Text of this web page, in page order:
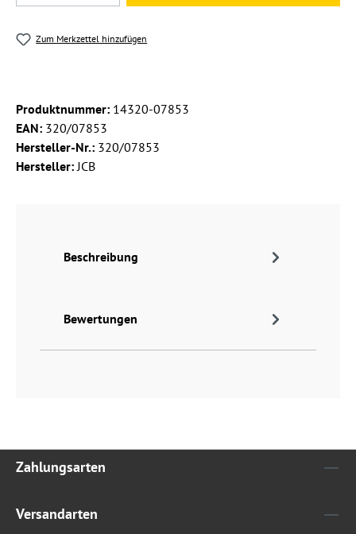
Zum Merkzettel hinzufügen
Produktnummer: 14320-07853
EAN: 320/07853
Hersteller-Nr.: 320/07853
Hersteller:JCB
Beschreibung
Bewertungen
Zahlungsarten
Versandarten